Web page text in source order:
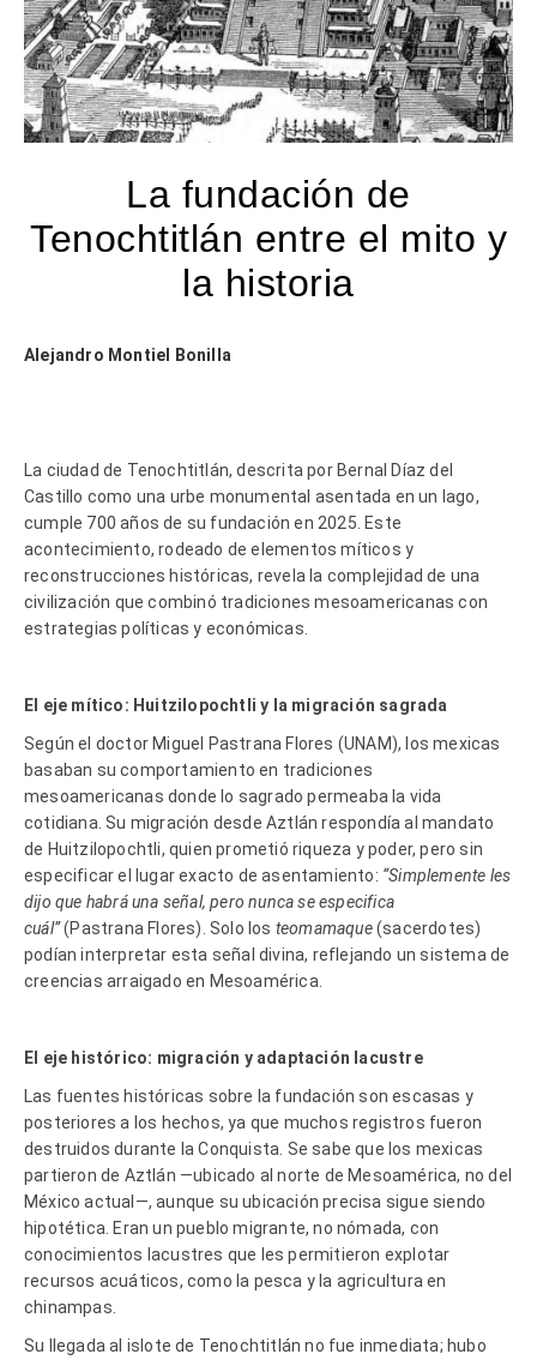
La fundación de
Tenochtitlán entre el mito y
la historia
Alejandro Montiel Bonilla
La ciudad de Tenochtitlán, descrita por Bernal Díaz del
Castillo como una urbe monumental asentada en un lago,
cumple 700 años de su fundación en 2025. Este
acontecimiento, rodeado de elementos míticos y
reconstrucciones históricas, revela la complejidad de una
civilización que combinó tradiciones mesoamericanas con
estrategias políticas y económicas.
El eje mítico: Huitzilopochtli y la migración sagrada
Según el doctor Miguel Pastrana Flores (UNAM), los mexicas
basaban su comportamiento en tradiciones
mesoamericanas donde lo sagrado permeaba la vida
cotidiana. Su migración desde Aztlán respondía al mandato
de Huitzilopochtli, quien prometió riqueza y poder, pero sin
especificar el lugar exacto de asentamiento: “Simplemente les
dijo que habrá una señal, pero nunca se especifica
cuál”(Pastrana Flores). Solo los teomamaque(sacerdotes)
podían interpretar esta señal divina, reflejando un sistema de
creencias arraigado en Mesoamérica.
El eje histórico: migración y adaptación lacustre
Las fuentes históricas sobre la fundación son escasas y
posteriores a los hechos, ya que muchos registros fueron
destruidos durante la Conquista. Se sabe que los mexicas
partieron de Aztlán —ubicado al norte de Mesoamérica, no del
México actual—, aunque su ubicación precisa sigue siendo
hipotética. Eran un pueblo migrante, no nómada, con
conocimientos lacustres que les permitieron explotar
recursos acuáticos, como la pesca y la agricultura en
chinampas.
Su llegada al islote de Tenochtitlán no fue inmediata; hubo